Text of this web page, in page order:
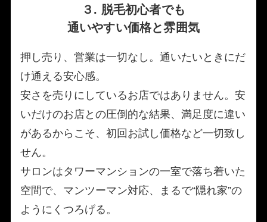
３. 脱毛初心者でも
通いやすい価格と雰囲気
押し売り、営業は一切なし。通いたいときにだ
け通える安心感。
安さを売りにしているお店ではありません。安
いだけのお店との圧倒的な結果、満足度に違い
があるからこそ、初回お試し価格など一切致し
せん。
サロンはタワーマンションの一室で落ち着いた
空間で、マンツーマン対応、まるで“隠れ家”の
ようにくつろげる。